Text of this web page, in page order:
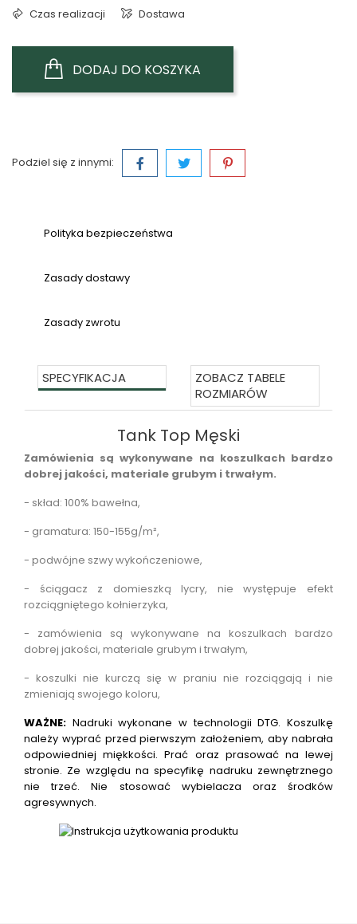
Czas realizacji Dostawa
DODAJ DO KOSZYKA
Podziel się z innymi:
Polityka bezpieczeństwa
Zasady dostawy
Zasady zwrotu
SPECYFIKACJA
ZOBACZ TABELE
ROZMIARÓW
Tank Top Męski
Zamówienia są wykonywane na koszulkach bardzo
dobrej jakości, materiale grubym i trwałym.
- skład: 100% bawełna,
- gramatura: 150-155g/m²,
- podwójne szwy wykończeniowe,
- ściągacz z domieszką lycry, nie występuje efekt
rozciągniętego kołnierzyka,
- zamówienia są wykonywane na koszulkach bardzo
dobrej jakości, materiale grubym i trwałym,
- koszulki nie kurczą się w praniu nie rozciągają i nie
zmieniają swojego koloru,
WAŻNE: Nadruki wykonane w technologii DTG. Koszulkę
należy wyprać przed pierwszym założeniem, aby nabrała
odpowiedniej miękkości. Prać oraz prasować na lewej
stronie. Ze względu na specyfikę nadruku zewnętrznego
nie trzeć. Nie stosować wybielacza oraz środków
agresywnych.